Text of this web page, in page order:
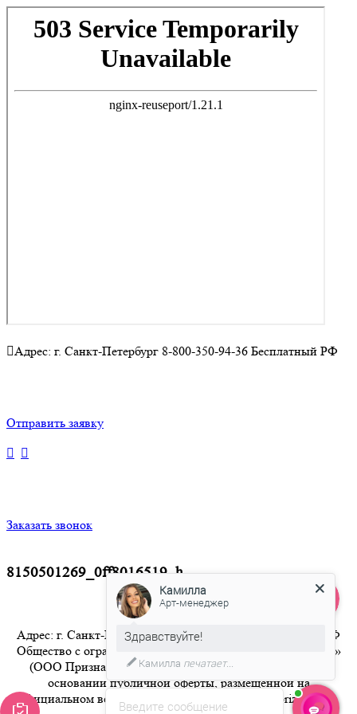
Адрес: г. Санкт-Петербург 8-800-350-94-36 Бесплатный РФ
Отправить заявку
Заказать звонок
8150501269_0ff8016519_h
Адрес: г. Санкт-Петербург 8-800-350-94-36 Бесплатный РФ
Общество с ограниченной ответственностью «Признание»
(ООО Признание) осуществляет свою деятельность на
основании публичной оферты, размещенной на
официальном веб-сайте компании по адресу artpriznanie.ru
Введите сообщение
Камилла
Арт-менеджер
Здравствуйте!
Камилла печатает...